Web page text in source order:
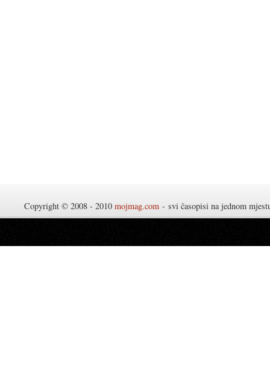
Copyright © 2008 - 2010 mojmag.com - svi časopisi na jednom